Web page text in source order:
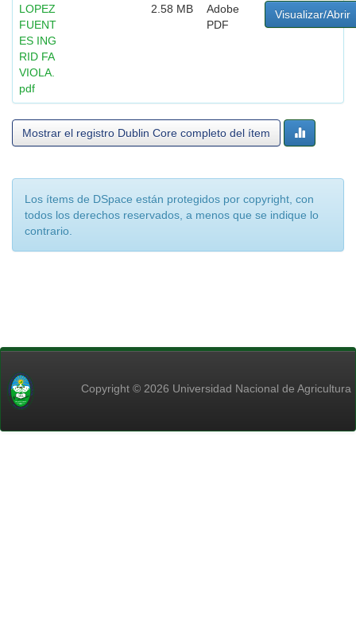
LOPEZ
FUENT
ES ING
RID FA
VIOLA.
pdf
2.58 MB
Adobe
PDF
Visualizar/Abrir
Mostrar el registro Dublin Core completo del ítem
Los ítems de DSpace están protegidos por copyright, con
todos los derechos reservados, a menos que se indique lo
contrario.
Copyright © 2026 Universidad Nacional de Agricultura